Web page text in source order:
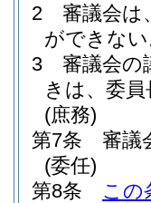
2
審議会は
ができな
3
審議会の
きは、委
(庶務)
第7条
審議
(委任)
第8条
この